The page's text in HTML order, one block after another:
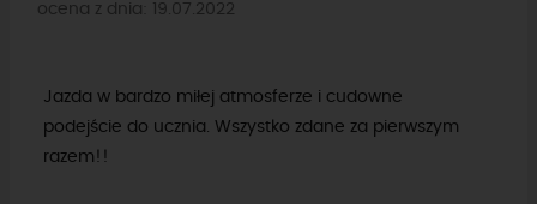
ocena z dnia: 19.07.2022
Jazda w bardzo miłej atmosferze i cudowne
podejście do ucznia. Wszystko zdane za pierwszym
razem!!